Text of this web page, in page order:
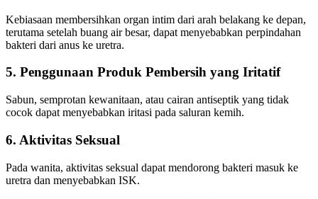
Kebiasaan membersihkan organ intim dari arah belakang ke depan,
terutama setelah buang air besar, dapat menyebabkan perpindahan
bakteri dari anus ke uretra.
5. Penggunaan Produk Pembersih yang Iritatif
Sabun, semprotan kewanitaan, atau cairan antiseptik yang tidak
cocok dapat menyebabkan iritasi pada saluran kemih.
6. Aktivitas Seksual
Pada wanita, aktivitas seksual dapat mendorong bakteri masuk ke
uretra dan menyebabkan ISK.